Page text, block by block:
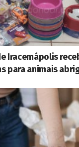
Iracemápolis
para animais